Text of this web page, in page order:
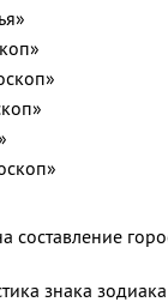
составление
знака зодиака